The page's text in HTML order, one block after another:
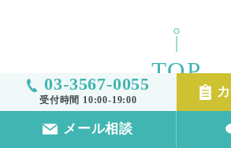
03-3567-0055
受付時間 10:00-19:00
メール相談
TOP